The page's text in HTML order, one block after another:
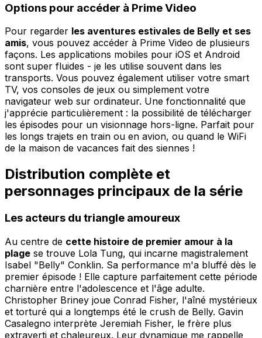
Options pour accéder à Prime Video
Pour regarder les aventures estivales de Belly et ses
amis, vous pouvez accéder à Prime Video de plusieurs
façons. Les applications mobiles pour iOS et Android
sont super fluides - je les utilise souvent dans les
transports. Vous pouvez également utiliser votre smart
TV, vos consoles de jeux ou simplement votre
navigateur web sur ordinateur. Une fonctionnalité que
j'apprécie particulièrement : la possibilité de télécharger
les épisodes pour un visionnage hors-ligne. Parfait pour
les longs trajets en train ou en avion, ou quand le WiFi
de la maison de vacances fait des siennes !
Distribution complète et
personnages principaux de la série
Les acteurs du triangle amoureux
Au centre de cette histoire de premier amour à la
plage se trouve Lola Tung, qui incarne magistralement
Isabel "Belly" Conklin. Sa performance m'a bluffé dès le
premier épisode ! Elle capture parfaitement cette période
charnière entre l'adolescence et l'âge adulte.
Christopher Briney joue Conrad Fisher, l'aîné mystérieux
et torturé qui a longtemps été le crush de Belly. Gavin
Casalegno interprète Jeremiah Fisher, le frère plus
extraverti et chaleureux. Leur dynamique me rappelle